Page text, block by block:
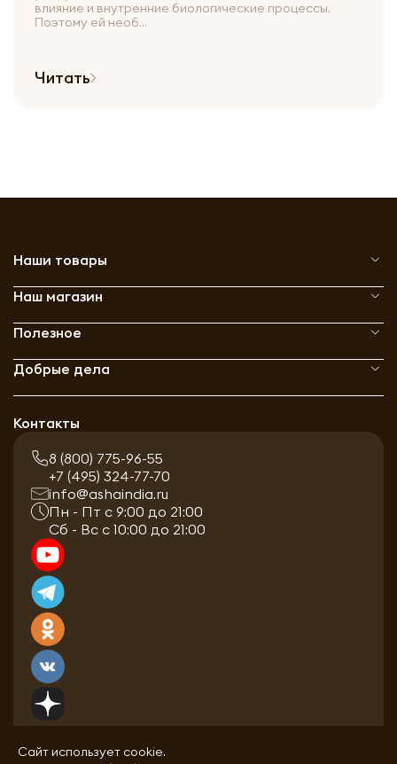
влияние и внутренние биологические процессы.
Поэтому ей необ...
Читать
Наши товары
Наш магазин
Полезное
Добрые дела
Контакты
8 (800) 775-96-55
+7 (495) 324-77-70
info@ashaindia.ru
Пн - Пт с 9:00 до 21:00
Сб - Вс с 10:00 до 21:00
Сайт использует cookie.